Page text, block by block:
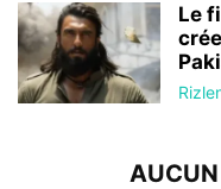
Le